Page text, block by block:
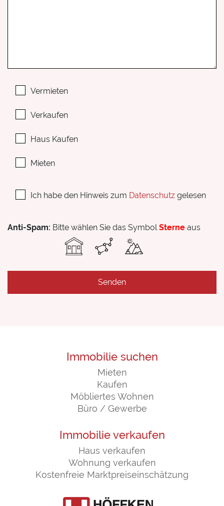
Vermieten
Verkaufen
Haus Kaufen
Mieten
Ich habe den Hinweis zum Datenschutz gelesen
Anti-Spam: Bitte wählen Sie das SymbolSterne aus
Immobilie suchen
Mieten
Kaufen
Möbliertes Wohnen
Büro / Gewerbe
Immobilie verkaufen
Haus verkaufen
Wohnung verkaufen
Kostenfreie Marktpreiseinschätzung